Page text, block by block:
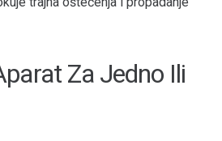
Za Jedno Ili